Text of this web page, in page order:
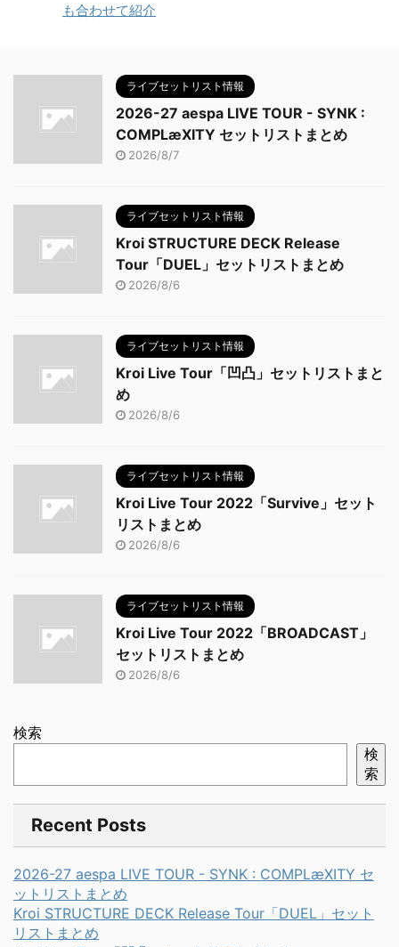
も合わせて紹介
ライブセットリスト情報
2026-27 aespa LIVE TOUR - SYNK :
COMPLæXITY セットリストまとめ
2026/8/7
ライブセットリスト情報
Kroi STRUCTURE DECK Release
Tour「DUEL」セットリストまとめ
2026/8/6
ライブセットリスト情報
Kroi Live Tour「凹凸」セットリストまと
め
2026/8/6
ライブセットリスト情報
Kroi Live Tour 2022「Survive」セット
リストまとめ
2026/8/6
ライブセットリスト情報
Kroi Live Tour 2022「BROADCAST」
セットリストまとめ
2026/8/6
検索
検
索
Recent Posts
2026-27 aespa LIVE TOUR - SYNK : COMPLæXITY セ
ットリストまとめ
Kroi STRUCTURE DECK Release Tour「DUEL」セット
リストまとめ